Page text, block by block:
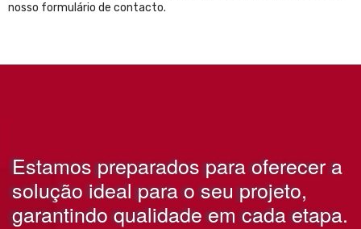
nosso formulário de contacto.
Estamos preparados para oferecer a
solução ideal para o seu projeto,
garantindo qualidade em cada etapa.